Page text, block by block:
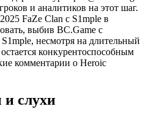
и аналитиков на этот шаг.
FaZe Clan с S1mple в
выбив BC.Game с
несмотря на длительный
конкурентоспособным
комментарии о Heroic
слухи